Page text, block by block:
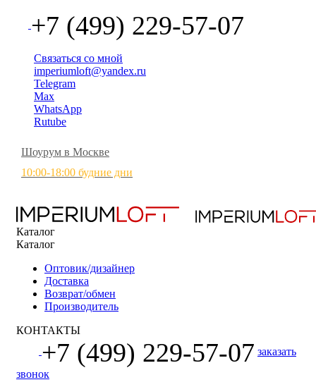
+7 (499) 229-57-07
Связаться со мной
imperiumloft@yandex.ru
Telegram
Max
WhatsApp
Rutube
Шоурум в Москве
10:00-18:00 будние дни
Каталог
Каталог
Оптовик/дизайнер
Доставка
Возврат/обмен
Производитель
КОНТАКТЫ
+7 (499) 229-57-07 заказать
звонок